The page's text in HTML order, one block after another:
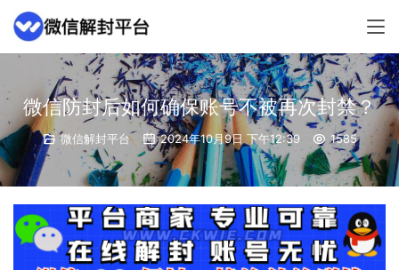
微信防封后如何确保账号不被再次封禁？
微信解封平台 2024年10月9日 下午12:39 1585